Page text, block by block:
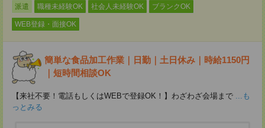
派遣
職種未経験OK 社会人未経験OK ブランクOK
WEB登録・面接OK
簡単な食品加工作業｜日勤｜土日休み｜時給1150円
｜短時間相談OK
【来社不要！電話もしくはWEBで登録OK！】わざわざ会場まで ...も
っとみる